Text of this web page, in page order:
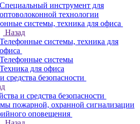
Специальный инструмент для
оптоволоконной технологии
системы, техника для офиса
Назад
Телефонные системы, техника для
офиса
Телефонные системы
Техника для офиса
средства безопасности
и средства безопасности
пожарной, охранной сигнализации
оповещения